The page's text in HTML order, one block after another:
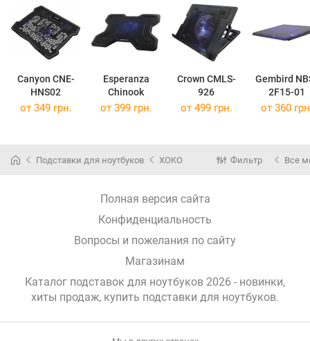
Canyon CNE-
HNS02
Esperanza
Chinook
Crown CMLS-
926
Gembird
2F15-01
от 349 грн. от 399 грн. от 499 грн. от 360
Подставки для ноутбуков XOKO Фильтр Все
Полная версия сайта
Конфиденциальность
Вопросы и пожелания по сайту
Магазинам
Каталог подставок для ноутбуков 2026 - новинки,
хиты продаж, купить подставки для ноутбуков.